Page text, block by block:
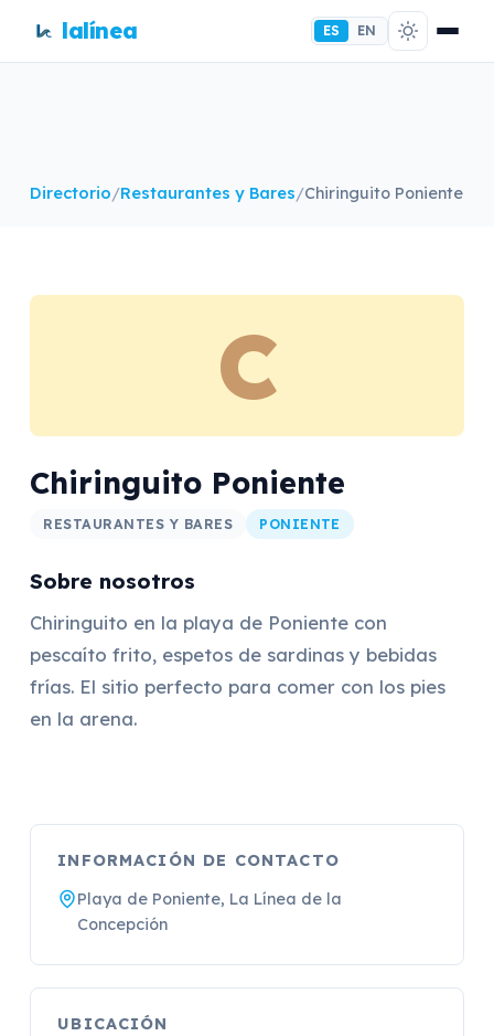
lalínea ES EN
Directorio/Restaurantes y Bares/Chiringuito Poniente
C
Chiringuito Poniente
RESTAURANTES Y BARES PONIENTE
Sobre nosotros
Chiringuito en la playa de Poniente con
pescaíto frito, espetos de sardinas y bebidas
frías. El sitio perfecto para comer con los pies
en la arena.
INFORMACIÓN DE CONTACTO
Playa de Poniente, La Línea de la
Concepción
UBICACIÓN